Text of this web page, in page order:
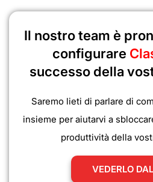
Il nostro team è
configurare
successo della
Saremo lieti di parlare di
insieme per aiutarvi a
produttività della
VEDERLO